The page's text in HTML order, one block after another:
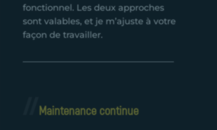
fonctionnel. Les deux approches
sont valables, et je m’ajuste à votre
façon de travailler.
Maintenance continue